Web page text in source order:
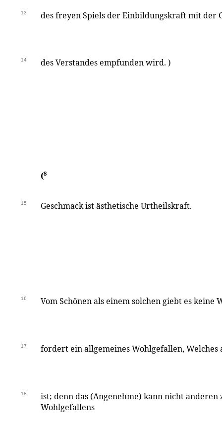
13 des freyen Spiels der Einbildungskraft mit der
14 des Verstandes empfunden wird. )
(s
15 Geschmack ist ästhetische Urtheilskraft.
16 Vom Schönen als einem solchen giebt es keine
17 fordert ein allgemeines Wohlgefallen, Welches
18
ist; denn das (Angenehme) kann nicht anderen
Wohlgefallens